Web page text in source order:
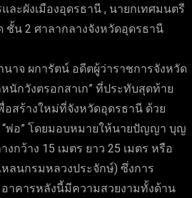
ะผังเมืองอุดรธานี , นายกเทศมนตรี
น 2 ศาลากลางจังหวัดอุดรธานี
าจ ผการัตน์ อดีตผู้ว่าราชการจังหวัด
นักวังตรอกสาเก” ที่ประทับสุดท้าย
สร้างใหม่ที่จังหวัดอุดรธานี ด้วย
พ่อ” โดยมอบหมายให้นายปัญญา บุญ
ว้าง 15 เมตร ยาว 25 เมตร หรือ
ลนกรมหลวงประจักษ์) ซึ่งการ
าคารหลังนี้มีความสวยงามทั้งด้าน